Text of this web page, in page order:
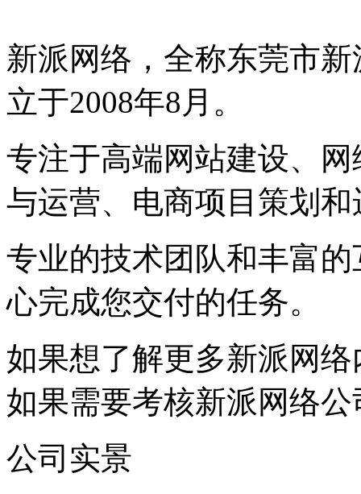
新派网络，全称东莞市
立于2008年8月。
专注于高端网站建设、
与运营、电商项目策划
专业的技术团队和丰富
心完成您交付的任务。
如果想了解更多新派网
如果需要考核新派网络
公司实景